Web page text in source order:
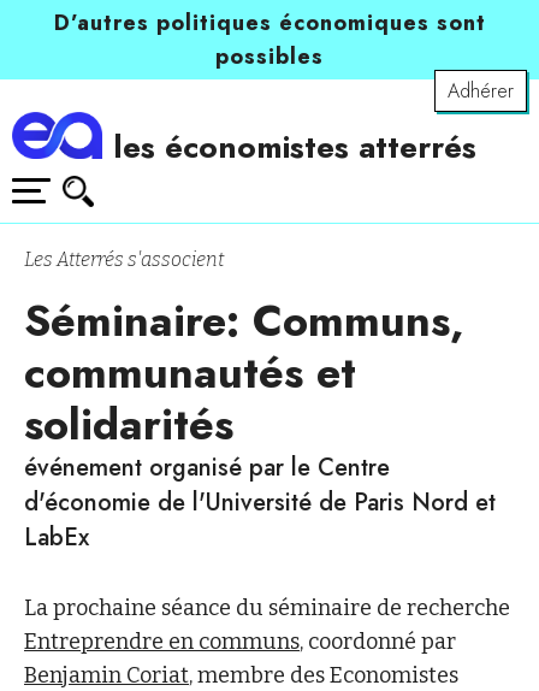
D’autres politiques économiques sont
possibles
Adhérer
les économistes atterrés
Les Atterrés s'associent
Séminaire: Communs,
communautés et
solidarités
événement organisé par le Centre
d'économie de l'Université de Paris Nord et
LabEx
La prochaine séance du séminaire de recherche
Entreprendre en communs, coordonné par
Benjamin Coriat, membre des Economistes